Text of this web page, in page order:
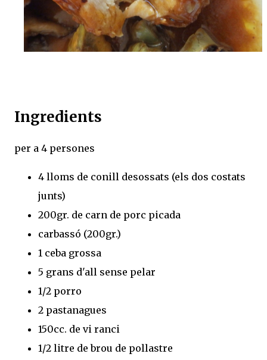
Ingredients
per a 4 persones
4 lloms de conill desossats (els dos costats
junts)
200gr. de carn de porc picada
carbassó (200gr.)
1 ceba grossa
5 grans d'all sense pelar
1/2 porro
2 pastanagues
150cc. de vi ranci
1/2 litre de brou de pollastre